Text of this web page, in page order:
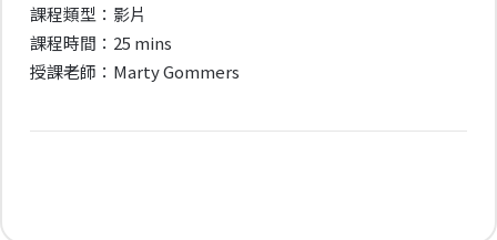
課程類型：影片
課程時間：25 mins
授課老師：Marty Gommers